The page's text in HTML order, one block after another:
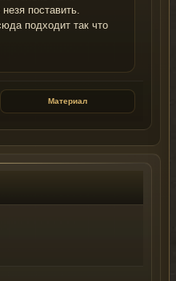
поставить.
подходит так что
Материал